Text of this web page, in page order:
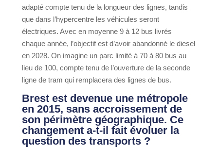
adapté compte tenu de la longueur des lignes, tandis
que dans l’hypercentre les véhicules seront
électriques. Avec en moyenne 9 à 12 bus livrés
chaque année, l’objectif est d’avoir abandonné le diesel
en 2028. On imagine un parc limité à 70 à 80 bus au
lieu de 100, compte tenu de l’ouverture de la seconde
ligne de tram qui remplacera des lignes de bus.
Brest est devenue une métropole
en 2015, sans accroissement de
son périmètre géographique. Ce
changement a-t-il fait évoluer la
question des transports ?